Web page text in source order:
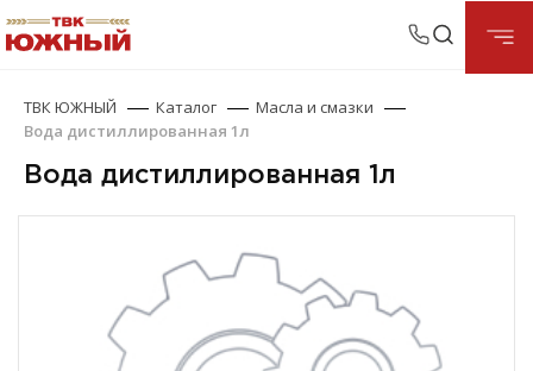
ТВК ЮЖНЫЙ Каталог
Масла и смазки
Вода дистиллированная 1л
Вода дистиллированная 1л